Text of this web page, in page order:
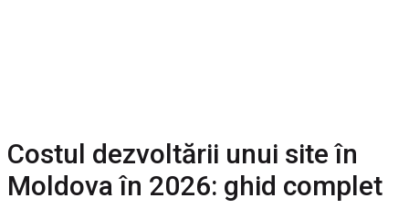
Costul dezvoltării unui site în
Moldova în 2026: ghid complet